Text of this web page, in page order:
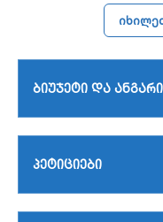
ბიუჯეტი და
პეტიციები